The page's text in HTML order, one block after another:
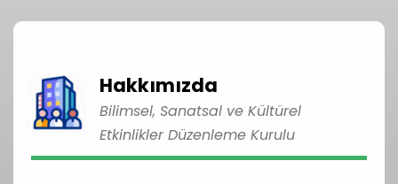
Hakkımızda
Bilimsel, Sanatsal ve Kültürel
Etkinlikler Düzenleme Kurulu